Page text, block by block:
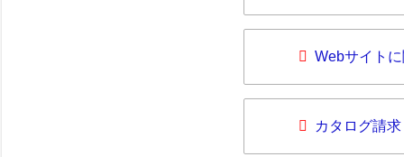
Webサイト
カタログ請求